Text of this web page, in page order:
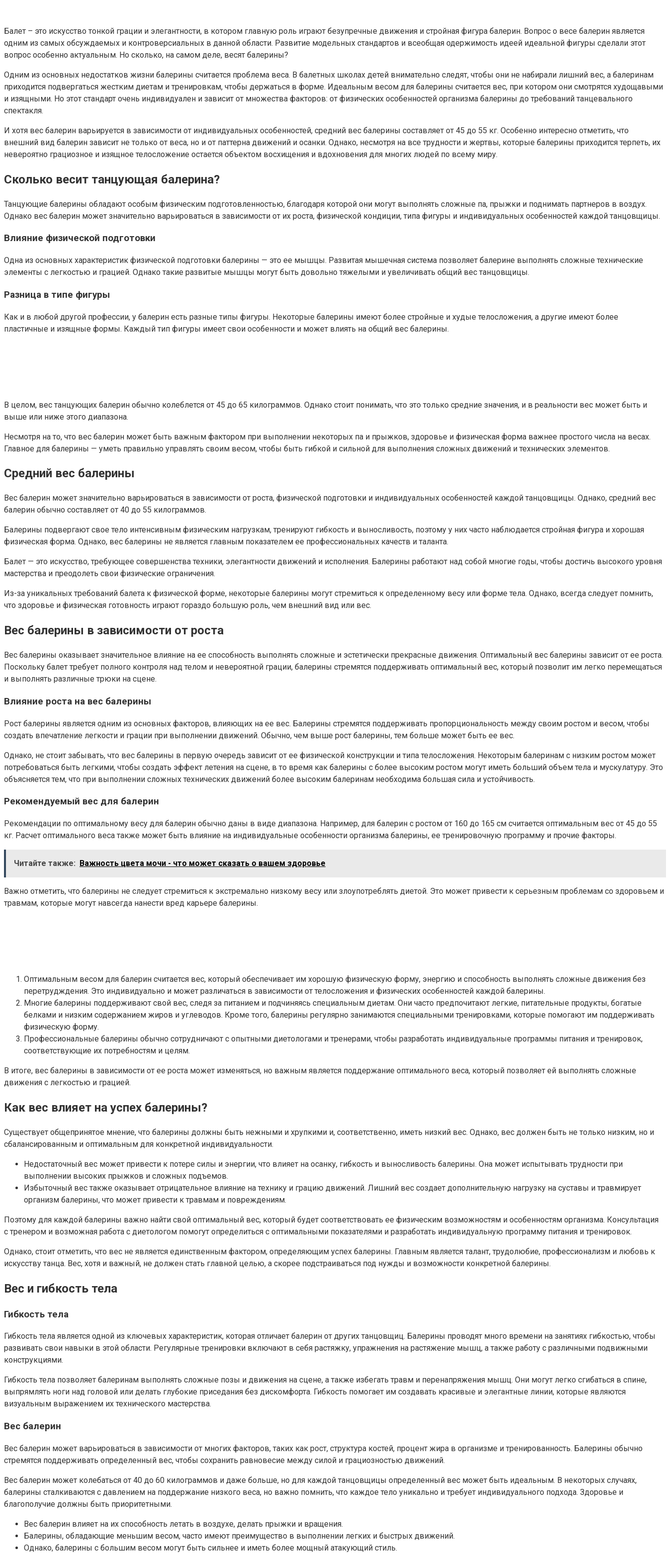
Балет – это искусство тонкой грации и элегантности, в котором главную роль играют безупречные движения и стройная фигура балерин. Вопрос о весе балерин является
одним из самых обсуждаемых и контроверсиальных в данной области. Развитие модельных стандартов и всеобщая одержимость идеей идеальной фигуры сделали этот
вопрос особенно актуальным. Но сколько, на самом деле, весят балерины?
Одним из основных недостатков жизни балерины считается проблема веса. В балетных школах детей внимательно следят, чтобы они не набирали лишний вес, а балеринам
приходится подвергаться жестким диетам и тренировкам, чтобы держаться в форме. Идеальным весом для балерины считается вес, при котором они смотрятся худощавыми
и изящными. Но этот стандарт очень индивидуален и зависит от множества факторов: от физических особенностей организма балерины до требований танцевального
спектакля.
И хотя вес балерин варьируется в зависимости от индивидуальных особенностей, средний вес балерины составляет от 45 до 55 кг. Особенно интересно отметить, что
внешний вид балерин зависит не только от веса, но и от паттерна движений и осанки. Однако, несмотря на все трудности и жертвы, которые балерины приходится терпеть, их
невероятно грациозное и изящное телосложение остается объектом восхищения и вдохновения для многих людей по всему миру.
Сколько весит танцующая балерина?
Танцующие балерины обладают особым физическим подготовленностью, благодаря которой они могут выполнять сложные па, прыжки и поднимать партнеров в воздух.
Однако вес балерин может значительно варьироваться в зависимости от их роста, физической кондиции, типа фигуры и индивидуальных особенностей каждой танцовщицы.
Влияние физической подготовки
Одна из основных характеристик физической подготовки балерины — это ее мышцы. Развитая мышечная система позволяет балерине выполнять сложные технические
элементы с легкостью и грацией. Однако такие развитые мышцы могут быть довольно тяжелыми и увеличивать общий вес танцовщицы.
Разница в типе фигуры
Как и в любой другой профессии, у балерин есть разные типы фигуры. Некоторые балерины имеют более стройные и худые телосложения, а другие имеют более
пластичные и изящные формы. Каждый тип фигуры имеет свои особенности и может влиять на общий вес балерины.
В целом, вес танцующих балерин обычно колеблется от 45 до 65 килограммов. Однако стоит понимать, что это только средние значения, и в реальности вес может быть и
выше или ниже этого диапазона.
Несмотря на то, что вес балерин может быть важным фактором при выполнении некоторых па и прыжков, здоровье и физическая форма важнее простого числа на весах.
Главное для балерины — уметь правильно управлять своим весом, чтобы быть гибкой и сильной для выполнения сложных движений и технических элементов.
Средний вес балерины
Вес балерин может значительно варьироваться в зависимости от роста, физической подготовки и индивидуальных особенностей каждой танцовщицы. Однако, средний вес
балерин обычно составляет от 40 до 55 килограммов.
Балерины подвергают свое тело интенсивным физическим нагрузкам, тренируют гибкость и выносливость, поэтому у них часто наблюдается стройная фигура и хорошая
физическая форма. Однако, вес балерины не является главным показателем ее профессиональных качеств и таланта.
Балет — это искусство, требующее совершенства техники, элегантности движений и исполнения. Балерины работают над собой многие годы, чтобы достичь высокого уровня
мастерства и преодолеть свои физические ограничения.
Из-за уникальных требований балета к физической форме, некоторые балерины могут стремиться к определенному весу или форме тела. Однако, всегда следует помнить,
что здоровье и физическая готовность играют гораздо большую роль, чем внешний вид или вес.
Вес балерины в зависимости от роста
Вес балерины оказывает значительное влияние на ее способность выполнять сложные и эстетически прекрасные движения. Оптимальный вес балерины зависит от ее роста.
Поскольку балет требует полного контроля над телом и невероятной грации, балерины стремятся поддерживать оптимальный вес, который позволит им легко перемещаться
и выполнять различные трюки на сцене.
Влияние роста на вес балерины
Рост балерины является одним из основных факторов, влияющих на ее вес. Балерины стремятся поддерживать пропорциональность между своим ростом и весом, чтобы
создать впечатление легкости и грации при выполнении движений. Обычно, чем выше рост балерины, тем больше может быть ее вес.
Однако, не стоит забывать, что вес балерины в первую очередь зависит от ее физической конструкции и типа телосложения. Некоторым балеринам с низким ростом может
потребоваться быть легкими, чтобы создать эффект летения на сцене, в то время как балерины с более высоким ростом могут иметь больший объем тела и мускулатуру. Это
объясняется тем, что при выполнении сложных технических движений более высоким балеринам необходима большая сила и устойчивость.
Рекомендуемый вес для балерин
Рекомендации по оптимальному весу для балерин обычно даны в виде диапазона. Например, для балерин с ростом от 160 до 165 см считается оптимальным вес от 45 до 55
кг. Расчет оптимального веса также может быть влияние на индивидуальные особенности организма балерины, ее тренировочную программу и прочие факторы.
Читайте также: Важность цвета мочи - что может сказать о вашем здоровье
Важно отметить, что балерины не следует стремиться к экстремально низкому весу или злоупотреблять диетой. Это может привести к серьезным проблемам со здоровьем и
травмам, которые могут навсегда нанести вред карьере балерины.
Оптимальным весом для балерин считается вес, который обеспечивает им хорошую физическую форму, энергию и способность выполнять сложные движения без
перетрудждения. Это индивидуально и может различаться в зависимости от телосложения и физических особенностей каждой балерины.
Многие балерины поддерживают свой вес, следя за питанием и подчиняясь специальным диетам. Они часто предпочитают легкие, питательные продукты, богатые
белками и низким содержанием жиров и углеводов. Кроме того, балерины регулярно занимаются специальными тренировками, которые помогают им поддерживать
физическую форму.
Профессиональные балерины обычно сотрудничают с опытными диетологами и тренерами, чтобы разработать индивидуальные программы питания и тренировок,
соответствующие их потребностям и целям.
В итоге, вес балерины в зависимости от ее роста может изменяться, но важным является поддержание оптимального веса, который позволяет ей выполнять сложные
движения с легкостью и грацией.
Как вес влияет на успех балерины?
Существует общепринятое мнение, что балерины должны быть нежными и хрупкими и, соответственно, иметь низкий вес. Однако, вес должен быть не только низким, но и
сбалансированным и оптимальным для конкретной индивидуальности.
Недостаточный вес может привести к потере силы и энергии, что влияет на осанку, гибкость и выносливость балерины. Она может испытывать трудности при
выполнении высоких прыжков и сложных подъемов.
Избыточный вес также оказывает отрицательное влияние на технику и грацию движений. Лишний вес создает дополнительную нагрузку на суставы и травмирует
организм балерины, что может привести к травмам и повреждениям.
Поэтому для каждой балерины важно найти свой оптимальный вес, который будет соответствовать ее физическим возможностям и особенностям организма. Консультация
с тренером и возможная работа с диетологом помогут определиться с оптимальными показателями и разработать индивидуальную программу питания и тренировок.
Однако, стоит отметить, что вес не является единственным фактором, определяющим успех балерины. Главным является талант, трудолюбие, профессионализм и любовь к
искусству танца. Вес, хотя и важный, не должен стать главной целью, а скорее подстраиваться под нужды и возможности конкретной балерины.
Вес и гибкость тела
Гибкость тела
Гибкость тела является одной из ключевых характеристик, которая отличает балерин от других танцовщиц. Балерины проводят много времени на занятиях гибкостью, чтобы
развивать свои навыки в этой области. Регулярные тренировки включают в себя растяжку, упражнения на растяжение мышц, а также работу с различными подвижными
конструкциями.
Гибкость тела позволяет балеринам выполнять сложные позы и движения на сцене, а также избегать травм и перенапряжения мышц. Они могут легко сгибаться в спине,
выпрямлять ноги над головой или делать глубокие приседания без дискомфорта. Гибкость помогает им создавать красивые и элегантные линии, которые являются
визуальным выражением их технического мастерства.
Вес балерин
Вес балерин может варьироваться в зависимости от многих факторов, таких как рост, структура костей, процент жира в организме и тренированность. Балерины обычно
стремятся поддерживать определенный вес, чтобы сохранить равновесие между силой и грациозностью движений.
Вес балерин может колебаться от 40 до 60 килограммов и даже больше, но для каждой танцовщицы определенный вес может быть идеальным. В некоторых случаях,
балерины сталкиваются с давлением на поддержание низкого веса, но важно помнить, что каждое тело уникально и требует индивидуального подхода. Здоровье и
благополучие должны быть приоритетными.
Вес балерин влияет на их способность летать в воздухе, делать прыжки и вращения.
Балерины, обладающие меньшим весом, часто имеют преимущество в выполнении легких и быстрых движений.
Однако, балерины с большим весом могут быть сильнее и иметь более мощный атакующий стиль.